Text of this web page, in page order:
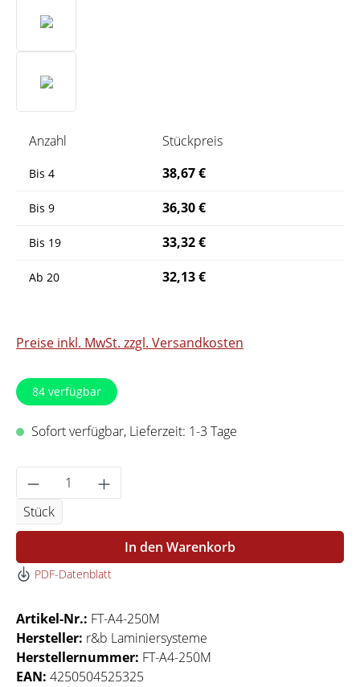
Anzahl Stückpreis
Bis 4 38,67 €
Bis 9 36,30 €
Bis 19 33,32 €
Ab 20 32,13 €
Preise inkl. MwSt. zzgl. Versandkosten
84 verfügbar
Sofort verfügbar, Lieferzeit: 1-3 Tage
Produkt Anzahl: Gib den gewünschten
Stück
In den Warenkorb
PDF-Datenblatt
Artikel-Nr.: FT-A4-250M
Hersteller: r&b Laminiersysteme
Herstellernummer: FT-A4-250M
EAN: 4250504525325